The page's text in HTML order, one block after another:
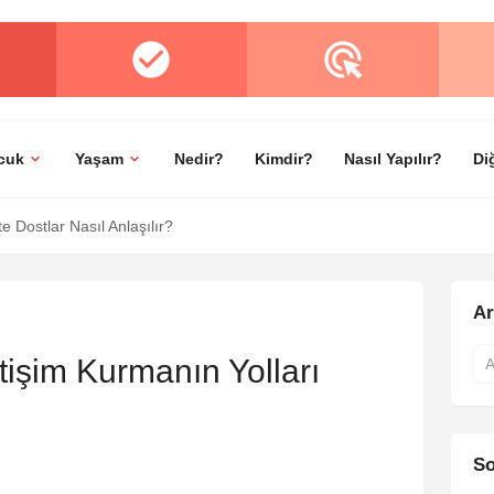
Yaşam Nedir? Kimdir? Nasıl Yapılır?
Dostlar Nasıl Anlaşılır?
Kurmanın Yolları